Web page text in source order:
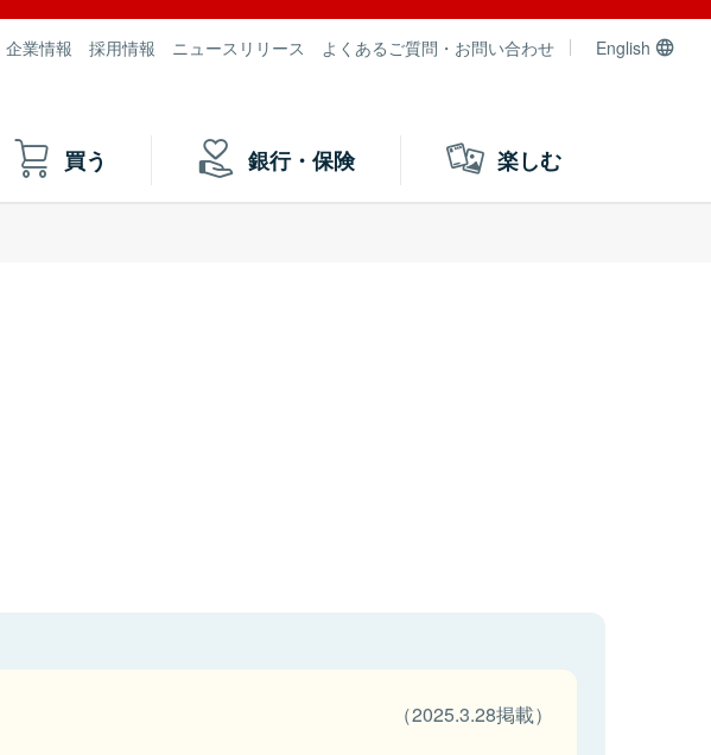
企業情報 採用情報 ニュースリリース よくあるご質問・お問い合わせ English
買う 銀行・保険 楽しむ
（2025.3.28掲載）